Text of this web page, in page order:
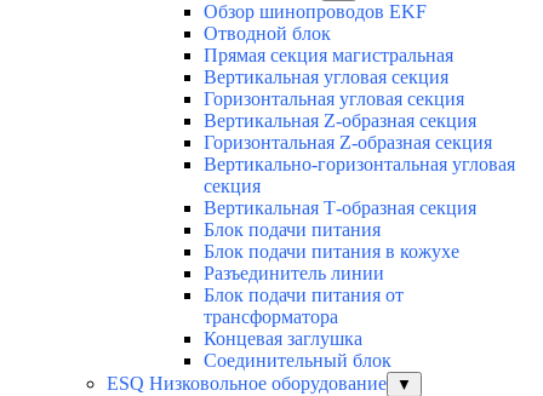
Обзор шинопроводов EKF
Отводной блок
Прямая секция магистральная
Вертикальная угловая секция
Горизонтальная угловая секция
Вертикальная Z-образная секция
Горизонтальная Z-образная секция
Вертикально-горизонтальная угловая
секция
Вертикальная Т-образная секция
Блок подачи питания
Блок подачи питания в кожухе
Разъединитель линии
Блок подачи питания от
трансформатора
Концевая заглушка
Соединительный блок
ESQ Низковольное оборудование
▼